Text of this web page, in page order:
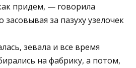
придем, — говорила
за пазуху узелочек
зевала и все время
на фабрику, а потом,